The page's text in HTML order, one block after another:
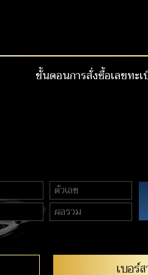
ขั้นตอนการสั่งซื้อเลขทะ
เบอร์